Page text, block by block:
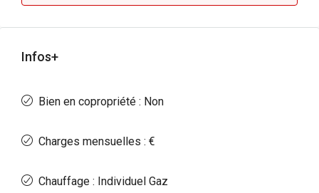
Infos+
Bien en copropriété : Non
Charges mensuelles : €
Chauffage : Individuel Gaz